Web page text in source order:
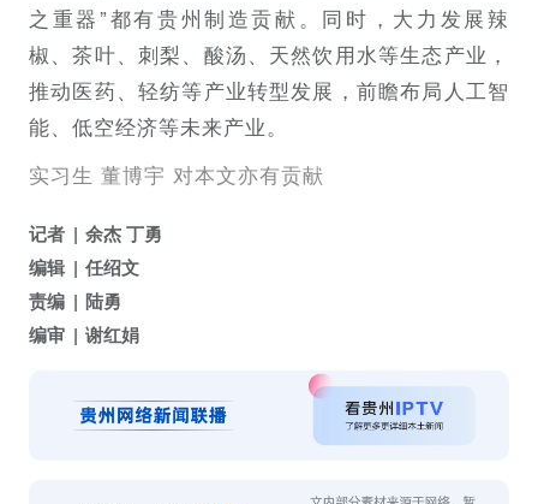
之重器”都有贵州制造贡献。同时，大力发展辣
椒、茶叶、刺梨、酸汤、天然饮用水等生态产业，
推动医药、轻纺等产业转型发展，前瞻布局人工智
能、低空经济等未来产业。
实习生 董博宇 对本文亦有贡献
记者
余杰 丁勇
编辑
任绍文
责编
陆勇
编审
谢红娟